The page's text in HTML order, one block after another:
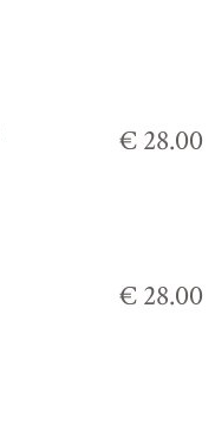
€ 28.00
€ 28.00